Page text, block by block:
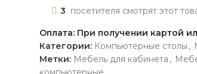
3 посетителя смотрят этот
Оплата: При получении картой
Категории: Компьютерные столы ,
Метки: Мебель для кабинета ,